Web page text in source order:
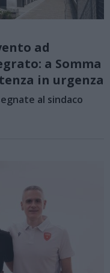
ad
a Somma
in urgenza
al sindaco